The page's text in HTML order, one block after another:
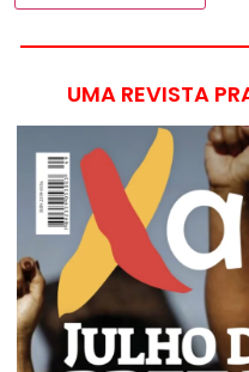
UMA REVISTA